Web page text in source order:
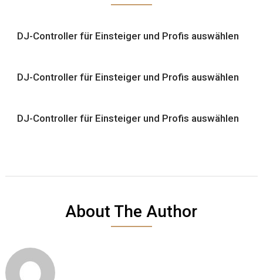
DJ-Controller für Einsteiger und Profis auswählen
DJ-Controller für Einsteiger und Profis auswählen
DJ-Controller für Einsteiger und Profis auswählen
About The Author